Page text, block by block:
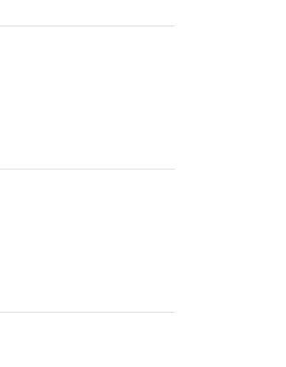
reisbeker. Heel veel plezier